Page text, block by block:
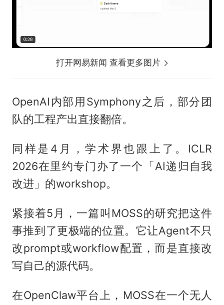
打开网易新闻 查看更多图片
OpenAI内部用Symphony之后，部分团
队的工程产出直接翻倍。
同样是4月，学术界也跟上了。ICLR
2026在里约专门办了一个「AI递归自我
改进」的workshop。
紧接着5月，一篇叫MOSS的研究把这件
事推到了更极端的位置。它让Agent不只
改prompt或workflow配置，而是直接改
写自己的源代码。
在OpenClaw平台上，MOSS在一个无人